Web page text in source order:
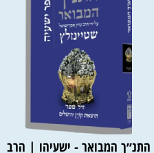
התנ״ך המבואר - ישעיהו | הרב